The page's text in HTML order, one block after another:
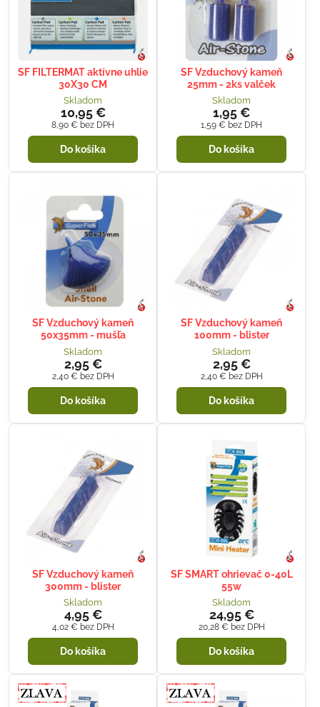
SF FILTERMAT aktívne uhlie
30X30 CM
Skladom
10,95 €
8,90 € bez DPH
Do košíka
SF Vzduchový kameň
25mm - 2ks valček
Skladom
1,95 €
1,59 € bez DPH
Do košíka
SF Vzduchový kameň
50x35mm - mušľa
Skladom
2,95 €
2,40 € bez DPH
Do košíka
SF Vzduchový kameň
100mm - blister
Skladom
2,95 €
2,40 € bez DPH
Do košíka
SF Vzduchový kameň
300mm - blister
Skladom
4,95 €
4,02 € bez DPH
Do košíka
SF SMART ohrievač 0-40L
55w
Skladom
24,95 €
20,28 € bez DPH
Do košíka